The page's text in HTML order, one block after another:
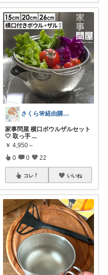
さくら🌸経由購入ありがとう😊
家事問屋 横口ボウルザルセット
🤍 取っ手 ...
￥ 4,950～
0 0 22
コレ いいね